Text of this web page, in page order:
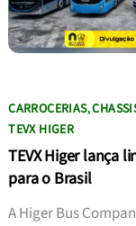
CARROCERIAS,
TEVX HIGER
TEVX Higer lança
para o Brasil
A Higer Bus